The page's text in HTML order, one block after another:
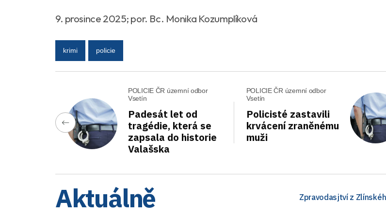
9. prosince 2025; por. Bc. Monika Kozumplíková
krimi policie
POLICIE ČR územní odbor
Vsetín
Padesát let od
tragédie, která se
zapsala do historie
Valašska
POLICIE ČR územní odbor
Vsetín
Policisté zastavili
krvácení zraněnému
muži
Aktuálně Zpravodasjtví z